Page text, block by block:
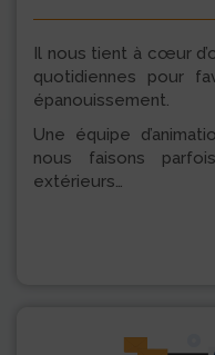
Il nous tient à cœur
quotidiennes pour
épanouissement.
Une équipe
nous faisons
extérieurs…